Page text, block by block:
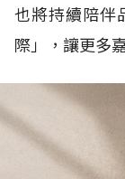
也將持續陪伴
際」，讓更多